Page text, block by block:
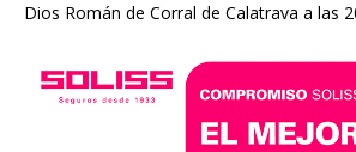
Dios Román de Corral de Calatrava a las